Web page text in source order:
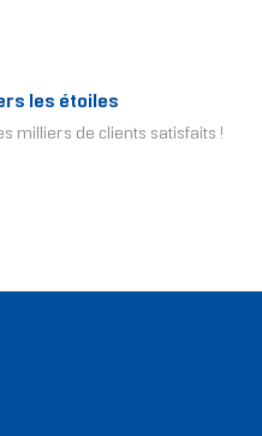
les étoiles
milliers de clients satisfaits !